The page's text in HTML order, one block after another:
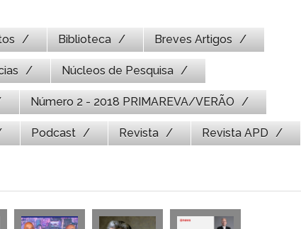
Biblioteca Breves Artigos
Núcleos de Pesquisa
Número 2 - 2018 PRIMAREVA/VERÃO
Podcast Revista Revista APD